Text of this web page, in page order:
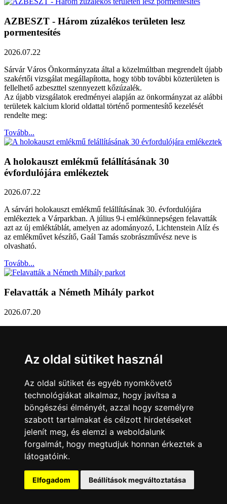
Az oldal sütiket használ
Az oldal sütiket és egyéb nyomkövető
technológiákat alkalmaz, hogy javítsa a
böngészési élményét, azzal hogy személyre
szabott tartalmakat és célzott hirdetéseket
jelenít meg, és elemzi a weboldalunk
forgalmát, hogy megtudjuk honnan érkeztek a
látogatóink.
Elfogadom Beállítások megváltoztatása
AZBESZT - Három zúzalékos területen lesz
pormentesítés
2026.07.22
Sárvár Város Önkormányzata által a közelmúltban megrendelt újabb
szakértői vizsgálat megállapította, hogy több további közterületen is
fellelhető azbeszttel szennyezett kőzúzalék.
Az újabb vizsgálatok eredményei alapján az önkormányzat az alábbi
területek kalcium klorid oldattal történő pormentesítő kezelését
rendelte meg:
Tovább...
A holokauszt emlékmű felállításának 30
évfordulójára emlékeztek
2026.07.22
A sárvári holokauszt emlékmű felállításának 30. évfordulójára
emlékeztek a Várparkban. A július 9-i emlékünnepségen felavatták
azt az új emléktáblát, amelyen az adományozó, Lichtenstein Alíz és
az emlékművet készítő, Gaál Tamás szobrászművész neve is
olvasható.
Tovább...
Felavatták a Németh Mihály parkot
2026.07.20
Közlemény a sárvári képviselő-testület rendkívüli
üléseiről
2026.07.20
A sárvári képviselő-testület július 13-án és 16-án is rendkívüli ülést
tartott. Zárt ülésen tárgyalta a Sárvári Gyógyfürdő Kft. Felügyelő
Bizottsága által elrendelt vizsgálat eredményét, amely többek között
– a sajtóban is nagy visszhangot kapott - megbízási jogviszony
tisztázására irányult.